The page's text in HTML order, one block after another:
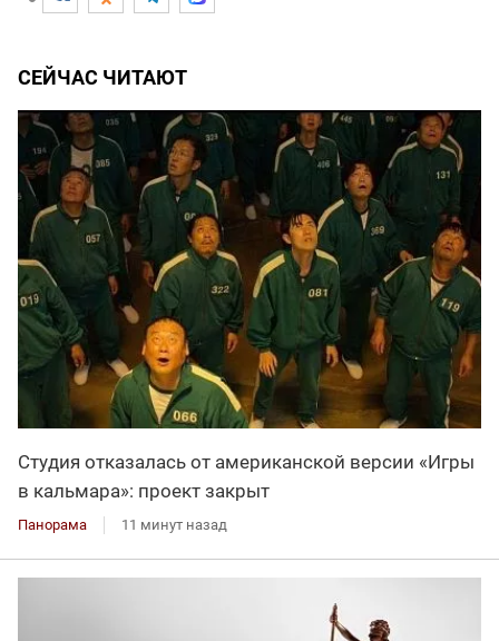
СЕЙЧАС ЧИТАЮТ
Студия отказалась от американской версии «Игры
в кальмара»: проект закрыт
Панорама 11 минут назад